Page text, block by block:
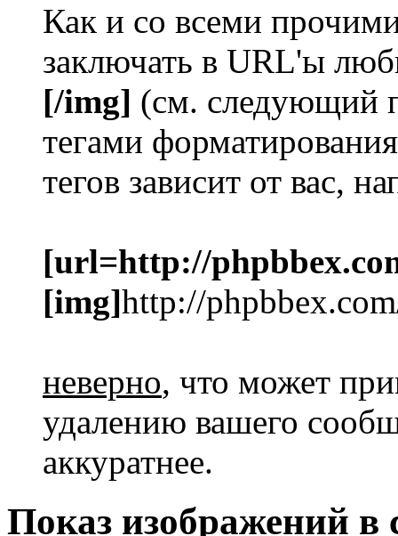
Как и со всеми
заключать в URL'ы
[/img] (см. следующий
тегами
тегов зависит от вас,
[url=http://
[img]http://
неверно, что может
удалению вашего
аккуратнее.
Показ изображений в